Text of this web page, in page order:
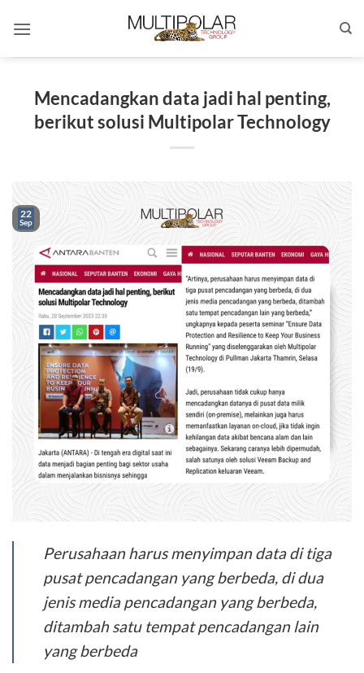
Mencadangkan data jadi hal penting,
berikut solusi Multipolar Technology
22
Sep
Perusahaan harus menyimpan data di tiga
pusat pencadangan yang berbeda, di dua
jenis media pencadangan yang berbeda,
ditambah satu tempat pencadangan lain
yang berbeda